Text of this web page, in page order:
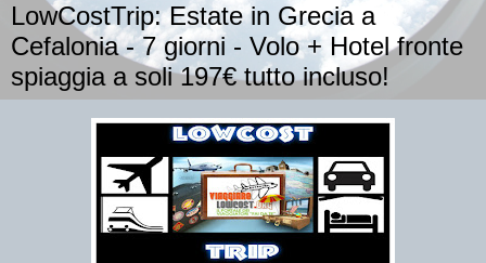
LowCostTrip: Estate in Grecia a
Cefalonia - 7 giorni - Volo + Hotel fronte
spiaggia a soli 197€ tutto incluso!